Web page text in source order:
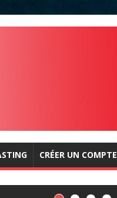
CRÉER UN COMPTE